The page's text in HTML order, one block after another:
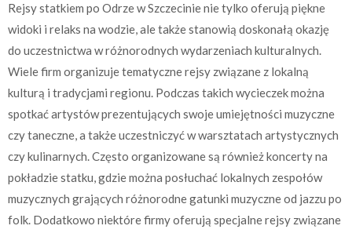
Rejsy statkiem po Odrze w Szczecinie nie tylko oferują piękne
widoki i relaks na wodzie, ale także stanowią doskonałą okazję
do uczestnictwa w różnorodnych wydarzeniach kulturalnych.
Wiele firm organizuje tematyczne rejsy związane z lokalną
kulturą i tradycjami regionu. Podczas takich wycieczek można
spotkać artystów prezentujących swoje umiejętności muzyczne
czy taneczne, a także uczestniczyć w warsztatach artystycznych
czy kulinarnych. Często organizowane są również koncerty na
pokładzie statku, gdzie można posłuchać lokalnych zespołów
muzycznych grających różnorodne gatunki muzyczne od jazzu po
folk. Dodatkowo niektóre firmy oferują specjalne rejsy związane